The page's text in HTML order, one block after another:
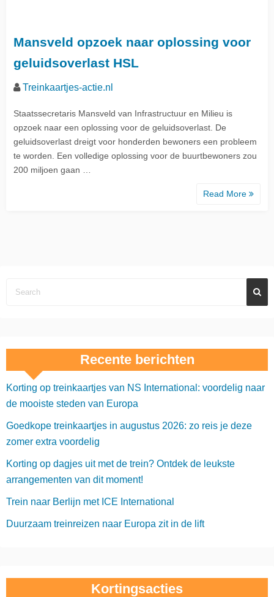
Mansveld opzoek naar oplossing voor
geluidsoverlast HSL
Treinkaartjes-actie.nl
Staatssecretaris Mansveld van Infrastructuur en Milieu is
opzoek naar een oplossing voor de geluidsoverlast. De
geluidsoverlast dreigt voor honderden bewoners een probleem
te worden. Een volledige oplossing voor de buurtbewoners zou
200 miljoen gaan …
Read More
Recente berichten
Korting op treinkaartjes van NS International: voordelig naar
de mooiste steden van Europa
Goedkope treinkaartjes in augustus 2026: zo reis je deze
zomer extra voordelig
Korting op dagjes uit met de trein? Ontdek de leukste
arrangementen van dit moment!
Trein naar Berlijn met ICE International
Duurzaam treinreizen naar Europa zit in de lift
Kortingsacties